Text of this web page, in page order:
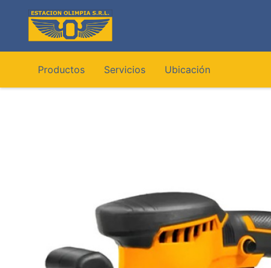
contenido
Productos Servicios Ubicación